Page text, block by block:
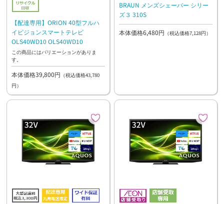
【配達専用】ORION 40型フルハ
イビジョンスマートテレビ
OLS40WD10 OLS40WD10
この商品にはバリエーションがありま
す。
本体価格39,800円 （税込価格43,780
円）
BRAUN メンズシェーバー シリー
ズ３ 310S
本体価格6,480円 （税込価格7,128円）